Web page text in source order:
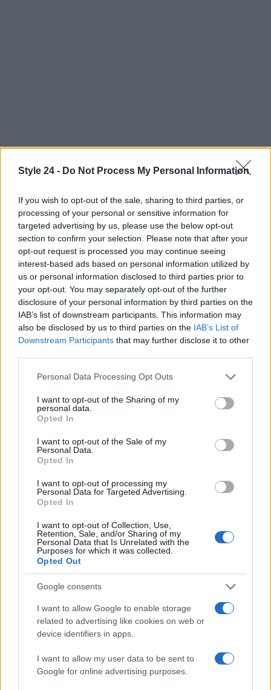
Style 24 - Do Not Process My Personal Information
If you wish to opt-out of the sale, sharing to third parties, or
processing of your personal or sensitive information for
targeted advertising by us, please use the below opt-out
section to confirm your selection. Please note that after your
opt-out request is processed you may continue seeing
interest-based ads based on personal information utilized by
us or personal information disclosed to third parties prior to
your opt-out. You may separately opt-out of the further
disclosure of your personal information by third parties on the
IAB’s list of downstream participants. This information may
also be disclosed by us to third parties on the IAB’s List of
Downstream Participants that may further disclose it to other
Please note that this website/app uses one or more Google
not limited to your visit or usage behaviour. You may click to
grant or deny consent to Google and its third-party tags to
use your data for below specified purposes in below Google
consent section.
Personal Data Processing Opt Outs
I want to opt-out of the Sharing of my
personal data.
Opted In
I want to opt-out of the Sale of my
Personal Data.
Opted In
I want to opt-out of processing my
Personal Data for Targeted Advertising.
Opted In
I want to opt-out of Collection, Use,
Retention, Sale, and/or Sharing of my
Personal Data that Is Unrelated with the
Purposes for which it was collected.
Opted Out
Google consents
I want to allow Google to enable storage
related to advertising like cookies on web or
device identifiers in apps.
I want to allow my user data to be sent to
Google for online advertising purposes.
AUTORE
Staff
Continua a leggere
LIFESTYLE